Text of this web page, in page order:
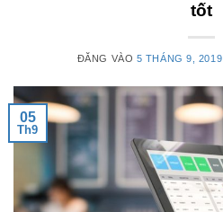
tốt
ĐĂNG VÀO 5 THÁNG 9, 2019
05
Th9